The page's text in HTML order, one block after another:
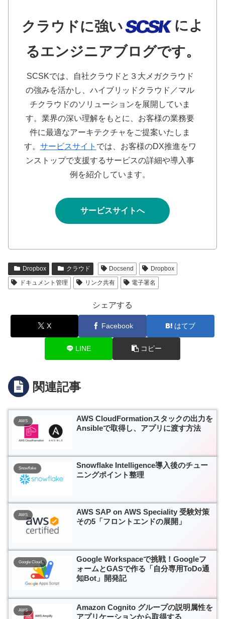
クラウドに強い
によ
るエンジニアブログです。
SCSKでは、自社クラウドと３大メガクラウド
の強みを活かし、ハイブリッドクラウド／マル
チクラウドのソリューションを展開していま
す。業界の深い理解をもとに、お客様の業務要
件に最適なアーキテクチャをご提案いたしま
す。 サービスサイト では、お客様のDX推進をワ
ンストップで支援するサービスの詳細や導入事
例を紹介しています。
サービスサイトへ
Dropbox クラウド Docsend
Dropbox
ドキュメント管理
リンク共有 電子署名
シェアする
X Facebook はてブ
LINE コピー
関連記事
AWS
AWS CloudFormationスタックの出力を
Ansibleで取得し、アプリに渡す方法
Snowflake
Snowflake Intelligence導入後のチュー
ニングポイント整理
AWS
AWS SAP on AWS Speciality 受験対策
その5「フロントエンドの展開」
Google Cloud
Google Workspaceで挑戦！Googleフ
ォームとGASで作る「自分専用ToDo通
知Bot」開発記
AWS
Amazon Cognito グループの説明属性を
アプリケーションから取得する